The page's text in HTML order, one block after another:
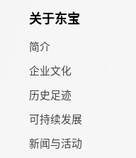
关于东宝
简介
企业文化
历史足迹
可持续发展
新闻与活动